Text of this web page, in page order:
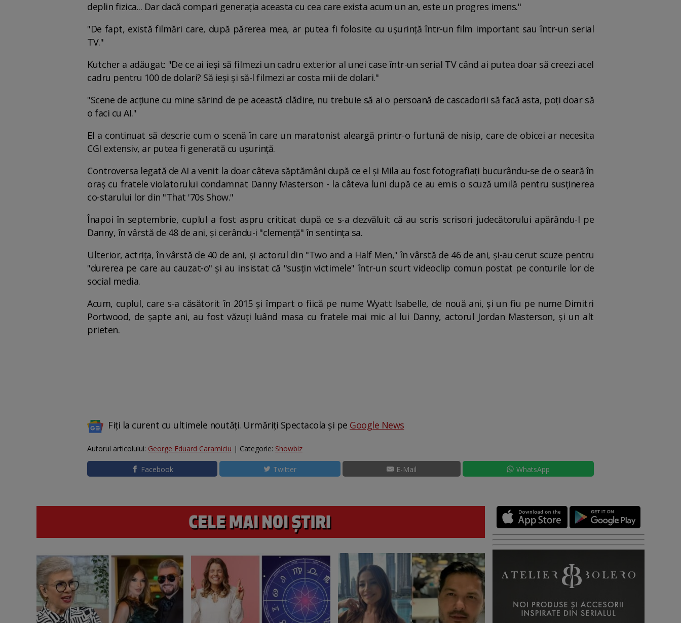
deplin fizica... Dar dacă compari generația aceasta cu cea care exista acum un an, este un progres imens."
"De fapt, există filmări care, după părerea mea, ar putea fi folosite cu ușurință într-un film important sau într-un serial
TV."
Kutcher a adăugat: "De ce ai ieși să filmezi un cadru exterior al unei case într-un serial TV când ai putea doar să creezi acel
cadru pentru 100 de dolari? Să ieși și să-l filmezi ar costa mii de dolari."
"Scene de acțiune cu mine sărind de pe această clădire, nu trebuie să ai o persoană de cascadorii să facă asta, poți doar să
o faci cu AI."
El a continuat să descrie cum o scenă în care un maratonist aleargă printr-o furtună de nisip, care de obicei ar necesita
CGI extensiv, ar putea fi generată cu ușurință.
Controversa legată de AI a venit la doar câteva săptămâni după ce el și Mila au fost fotografiați bucurându-se de o seară în
oraș cu fratele violatorului condamnat Danny Masterson - la câteva luni după ce au emis o scuză umilă pentru susținerea
co-starului lor din "That '70s Show."
Înapoi în septembrie, cuplul a fost aspru criticat după ce s-a dezvăluit că au scris scrisori judecătorului apărându-l pe
Danny, în vârstă de 48 de ani, și cerându-i "clemență" în sentința sa.
Ulterior, actrița, în vârstă de 40 de ani, și actorul din "Two and a Half Men," în vârstă de 46 de ani, și-au cerut scuze pentru
"durerea pe care au cauzat-o" și au insistat că "susțin victimele" într-un scurt videoclip comun postat pe conturile lor de
social media.
Acum, cuplul, care s-a căsătorit în 2015 și împart o fiică pe nume Wyatt Isabelle, de nouă ani, și un fiu pe nume Dimitri
Portwood, de șapte ani, au fost văzuți luând masa cu fratele mai mic al lui Danny, actorul Jordan Masterson, și un alt
prieten.
Fiți la curent cu ultimele noutăți. Urmăriți Spectacola și pe Google News
Autorul articolului: George Eduard Caramiciu | Categorie: Showbiz
Facebook Twitter E-Mail WhatsApp